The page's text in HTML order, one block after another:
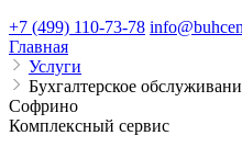
+7 (499) 110-73-78
Главная
Услуги
Бухгалтерское
Софрино
Комплексный сервис